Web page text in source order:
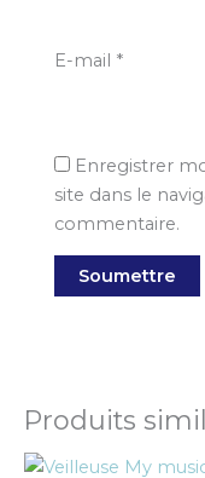
E-mail *
Enregistrer
site dans le
commentaire.
Produits